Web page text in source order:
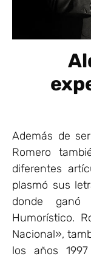
Además de
Romero
diferentes
plasmó sus
donde
Humorístico.
Nacional»,
los años